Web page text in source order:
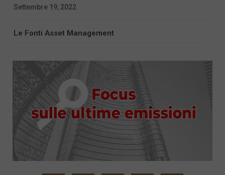
Settembre 19, 2022
Le Fonti Asset Management